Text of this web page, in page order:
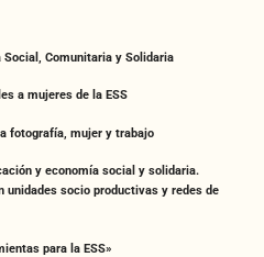
Social, Comunitaria y Solidaria
a mujeres de la ESS
fotografía, mujer y trabajo
y economía social y solidaria.
unidades socio productivas y redes de
para la ESS»